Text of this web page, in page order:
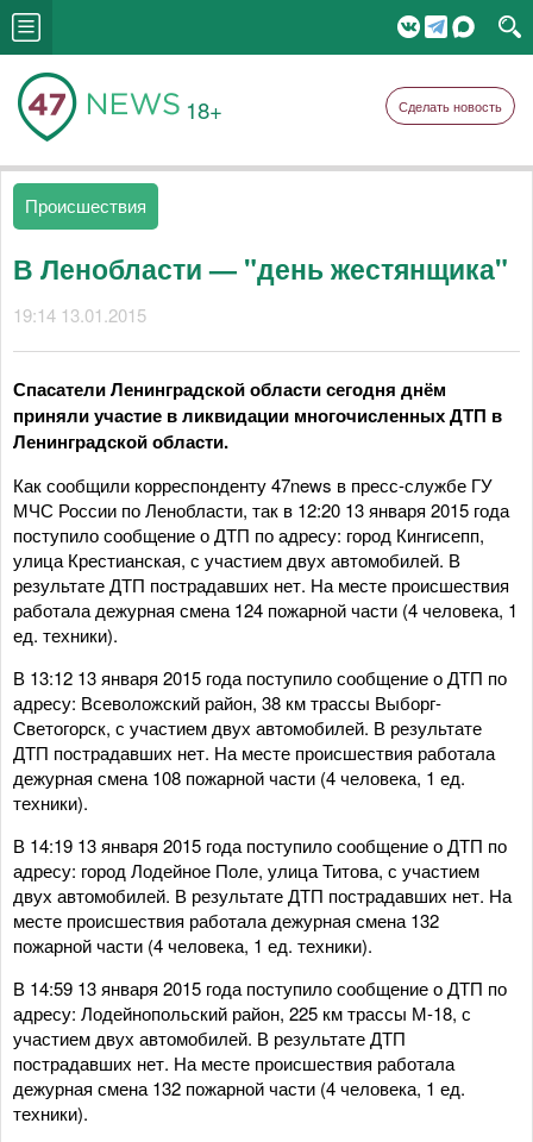
18+ Сделать новость
Происшествия
В Ленобласти — "день жестянщика"
19:14 13.01.2015
Спасатели Ленинградской области сегодня днём
приняли участие в ликвидации многочисленных ДТП в
Ленинградской области.
Как сообщили корреспонденту 47news в пресс-службе ГУ
МЧС России по Ленобласти, так в 12:20 13 января 2015 года
поступило сообщение о ДТП по адресу: город Кингисепп,
улица Крестианская, с участием двух автомобилей. В
результате ДТП пострадавших нет. На месте происшествия
работала дежурная смена 124 пожарной части (4 человека, 1
ед. техники).
В 13:12 13 января 2015 года поступило сообщение о ДТП по
адресу: Всеволожский район, 38 км трассы Выборг-
Светогорск, с участием двух автомобилей. В результате
ДТП пострадавших нет. На месте происшествия работала
дежурная смена 108 пожарной части (4 человека, 1 ед.
техники).
В 14:19 13 января 2015 года поступило сообщение о ДТП по
адресу: город Лодейное Поле, улица Титова, с участием
двух автомобилей. В результате ДТП пострадавших нет. На
месте происшествия работала дежурная смена 132
пожарной части (4 человека, 1 ед. техники).
В 14:59 13 января 2015 года поступило сообщение о ДТП по
адресу: Лодейнопольский район, 225 км трассы М-18, с
участием двух автомобилей. В результате ДТП
пострадавших нет. На месте происшествия работала
дежурная смена 132 пожарной части (4 человека, 1 ед.
техники).